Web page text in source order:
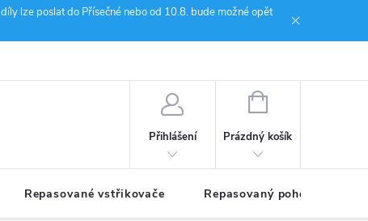
lze poslat do Přísečné nebo od 10.8. bude možné opět
Přihlášení
NÁKUPNÍ
Prázdný košík
Repasované vstřikovače Repasovaný pohon TDM